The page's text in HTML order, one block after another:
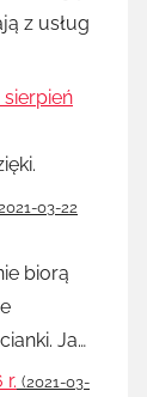
z usług
03-22
biorą
Ja…
r. (2021-03-